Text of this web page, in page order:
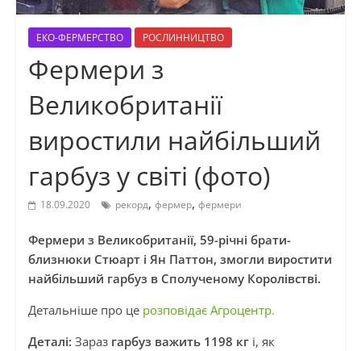
ЕКО-ФЕРМЕРСТВО РОСЛИННИЦТВО
Фермери з
Великобританії
виростили найбільший
гарбуз у світі (фото)
18.09.2020 рекорд, фермер, фермери
Фермери з Великобританії, 59-річні брати-
близнюки Стюарт і Ян Паттон, змогли виростити
найбільший гарбуз в Сполученому Королівстві.
Детальніше про це розповідає Агроцентр.
Деталі: Зараз гарбуз важить 1198 кгі, як